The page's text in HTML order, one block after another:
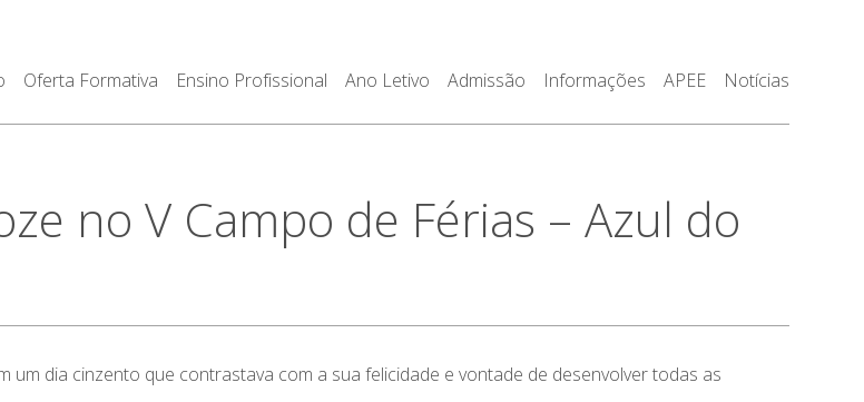
Oferta Formativa Ensino Profissional Ano Letivo Admissão Informações APEE Notícias
no V Campo de Férias – Azul do
dia cinzento que contrastava com a sua felicidade e vontade de desenvolver todas as